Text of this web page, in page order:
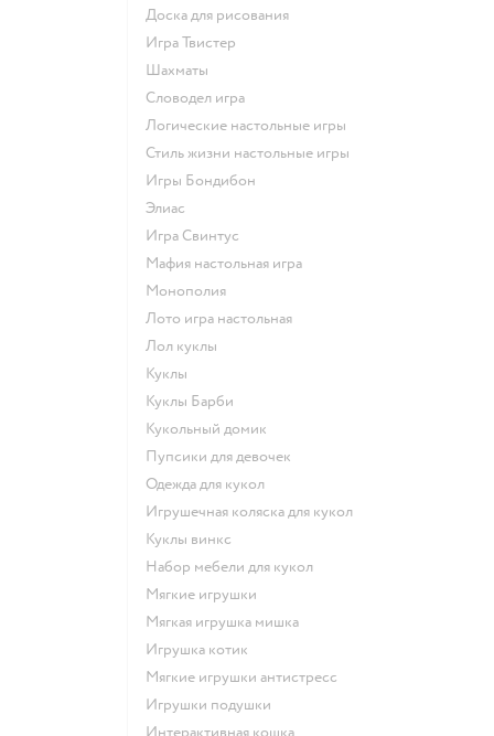
Доска для рисования
Игра Твистер
Шахматы
Словодел игра
Логические настольные игры
Стиль жизни настольные игры
Игры Бондибон
Элиас
Игра Свинтус
Мафия настольная игра
Монополия
Лото игра настольная
Лол куклы
Куклы
Куклы Барби
Кукольный домик
Пупсики для девочек
Одежда для кукол
Игрушечная коляска для кукол
Куклы винкс
Набор мебели для кукол
Мягкие игрушки
Мягкая игрушка мишка
Игрушка котик
Мягкие игрушки антистресс
Игрушки подушки